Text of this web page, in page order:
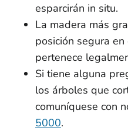
esparcirán in situ.
La madera más
posición segura
pertenece
Si tiene alguna
los árboles que
comuníquese con
5000.